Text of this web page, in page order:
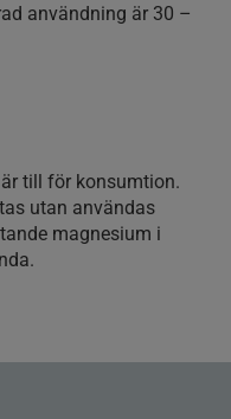
användning är 30 –
till för konsumtion.
utan användas
magnesium i